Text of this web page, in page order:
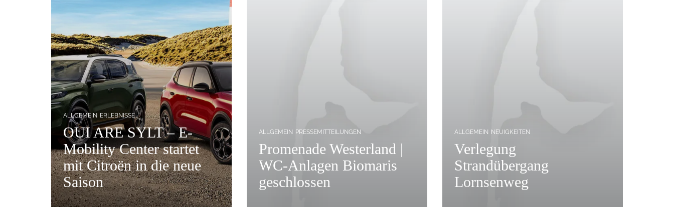
OUI ARE SYLT – E-
Mobility Center startet
mit Citroën in die neue
Saison
ALLGEMEIN ERLEBNISSE
Promenade Westerland |
WC-Anlagen Biomaris
geschlossen
ALLGEMEIN PRESSEMITTEILUNGEN
Verlegung
Strandübergang
Lornsenweg
ALLGEMEIN NEUIGKEITEN